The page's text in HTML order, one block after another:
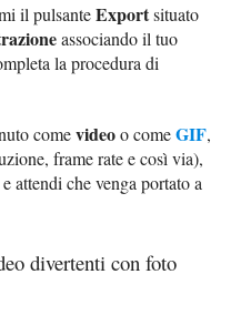
il pulsanteExportsituato
associando il tuo
la procedura di
comevideoo comeGIF,
frame rate e così via),
attendi che venga portato a
divertenti con foto